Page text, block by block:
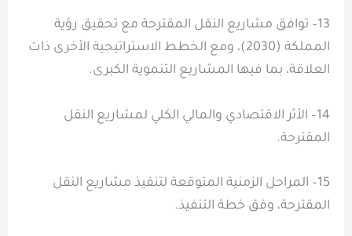
13– توافق مشاريع النقل المقترحة مع تحقيق رؤية
المملكة (2030)، ومع الخطط الاستراتيجية الأخرى ذات
العلاقة، بما فيها المشاريع التنموية الكبرى.
14– الأثر الاقتصادي والمالي الكلي لمشاريع النقل
المقترحة.
15– المراحل الزمنية المتوقعة لتنفيذ مشاريع النقل
المقترحة، وفق خطة التنفيذ.